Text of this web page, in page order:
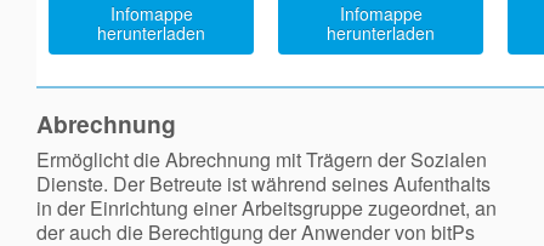
Infomappe
herunterladen
Infomappe
herunterladen
Abrechnung
Ermöglicht die Abrechnung mit Trägern der Sozialen
Dienste. Der Betreute ist während seines Aufenthalts
in der Einrichtung einer Arbeitsgruppe zugeordnet, an
der auch die Berechtigung der Anwender von bitPs